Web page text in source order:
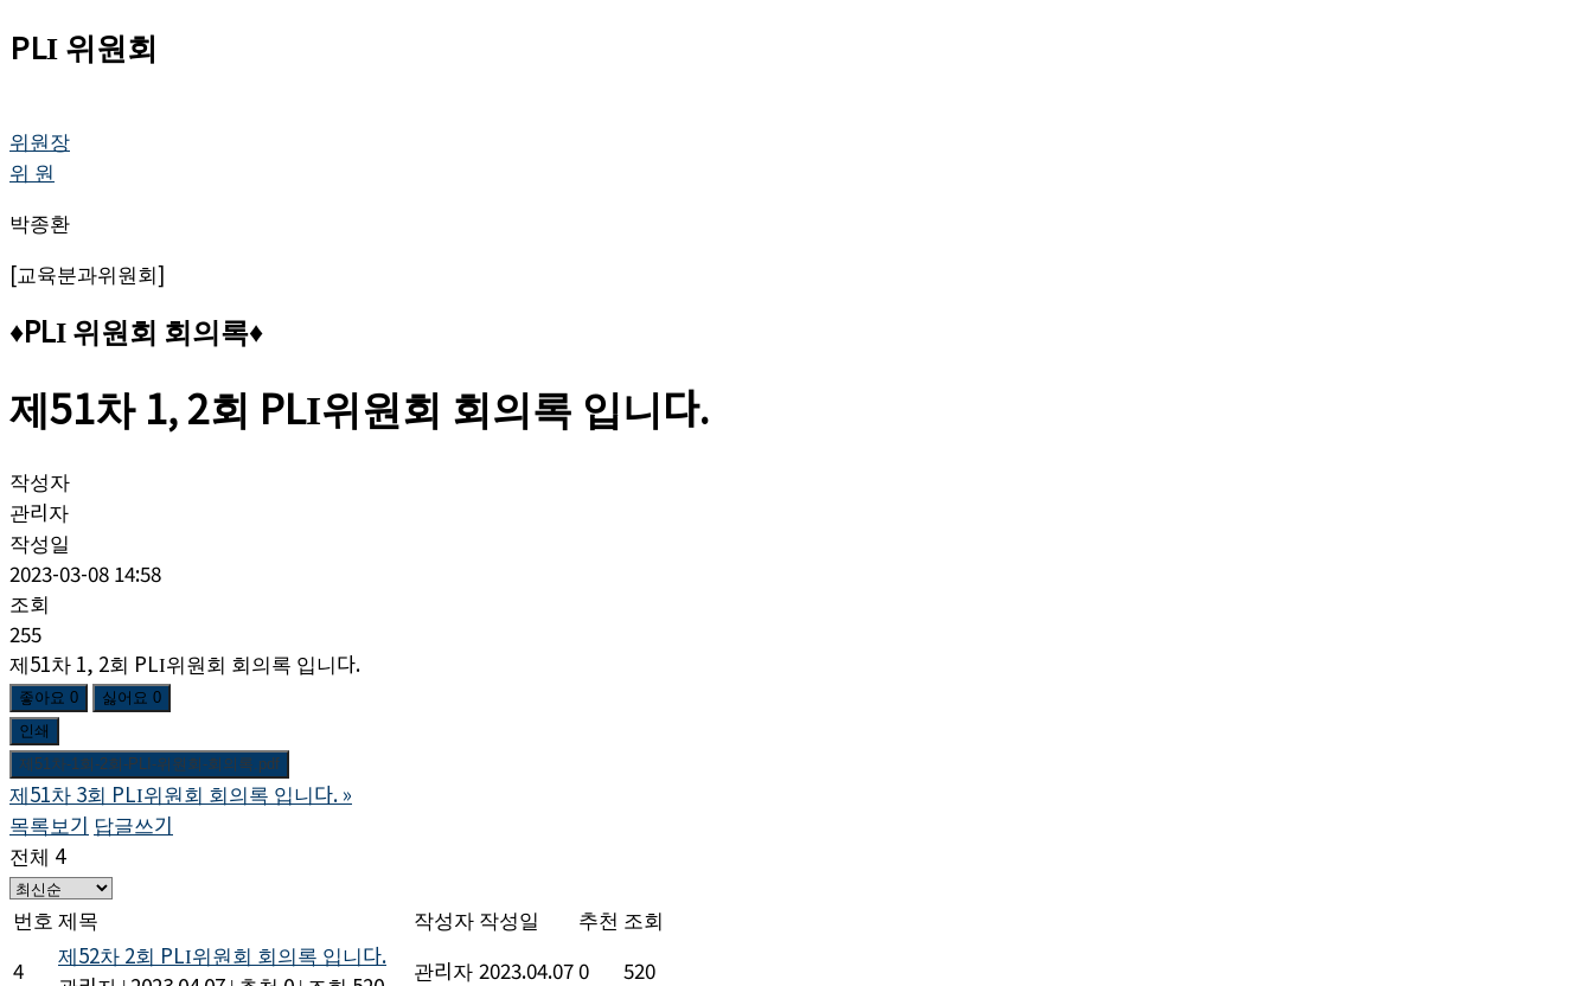
PLI 위원회
위원장
위 원
박종환
[교육분과위원회]
♦PLI위원회 회의록♦
제51차 1, 2회 PLI위원회 회의록 입니다.
작성자
관리자
작성일
2023-03-08 14:58
조회
255
제51차 1, 2회 PLI위원회 회의록 입니다.
좋아요 0 싫어요 0
인쇄
제51차-1회-2회-PLI-위원회-회의록.pdf
제51차 3회 PLI위원회 회의록 입니다. »
목록보기 답글쓰기
전체 4
번호 제목 작성자 작성일 추천 조회
4
제52차 2회 PLI위원회 회의록 입니다.
관리자 2023.04.070 520